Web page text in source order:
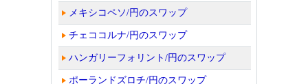
メキシコペソ/円のスワップ
チェココルナ/円のスワップ
ハンガリーフォリント/円のスワップ
ポーランドズロチ/円のスワップ